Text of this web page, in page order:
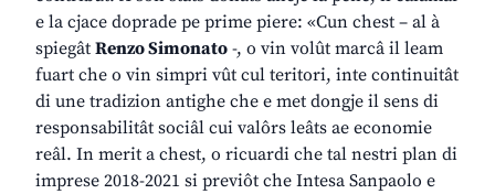
e la cjace doprade pe prime piere: «Cun chest – al à
spiegât Renzo Simonato -, o vin volût marcâ il leam
fuart che o vin simpri vût cul teritori, inte continuitât
di une tradizion antighe che e met dongje il sens di
responsabilitât sociâl cui valôrs leâts ae economie
reâl. In merit a chest, o ricuardi che tal nestri plan di
imprese 2018-2021 si previôt che Intesa Sanpaolo e